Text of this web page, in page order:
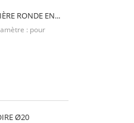
RONDE EN...
: pour
Ø20